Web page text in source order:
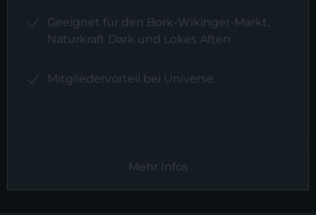
Geeignet für den Bork-Wikinger-Markt,
Naturkraft Dark und Lokes Aften
Mitgliedervorteil bei Universe
Mehr Infos